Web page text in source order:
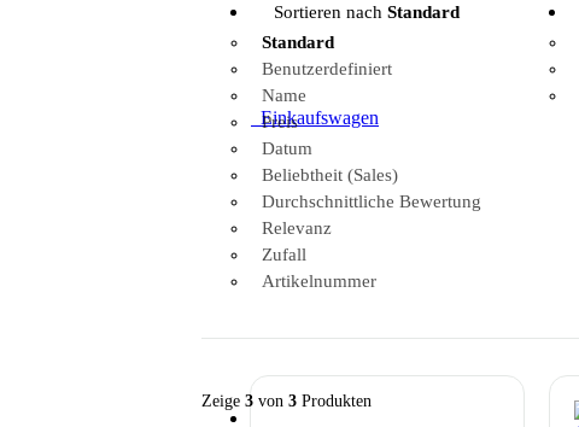
Einkaufswagen
Sortieren nach Standard
Standard
Benutzerdefiniert
Name
Preis
Datum
Beliebtheit (Sales)
Durchschnittliche Bewertung
Relevanz
Zufall
Artikelnummer
Zeige 3 von 3 Produkten